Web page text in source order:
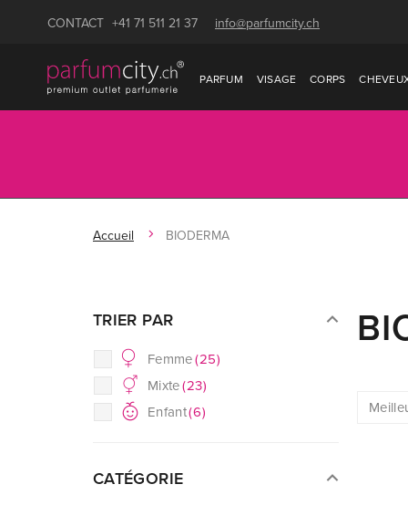
CONTACT +41 71 511 21 37 info@parfumcity.ch
PARFUM VISAGE CORPS
Accueil BIODERMA
TRIER PAR
Femme(25)
Mixte(23)
Enfant(6)
CATÉGORIE